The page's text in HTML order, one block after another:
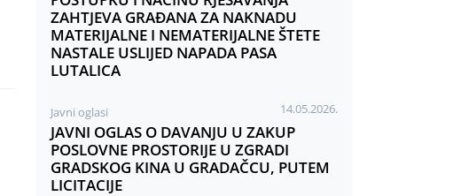
ZAHTJEVA GRAĐANA ZA NAKNADU
MATERIJALNE I NEMATERIJALNE ŠTETE
NASTALE USLIJED NAPADA PASA
LUTALICA
Javni oglasi 14.05.2026.
JAVNI OGLAS O DAVANJU U ZAKUP
POSLOVNE PROSTORIJE U ZGRADI
GRADSKOG KINA U GRADAČCU, PUTEM
LICITACIJE